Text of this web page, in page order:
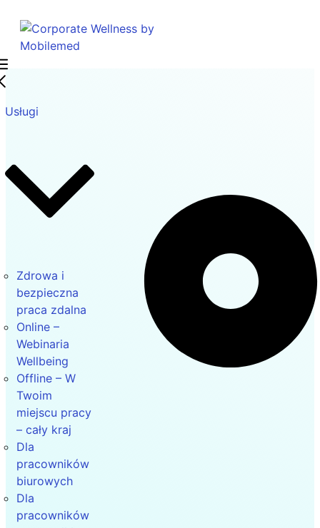
Usługi
Zdrowa i
bezpieczna
praca zdalna
Online –
Webinaria
Wellbeing
Offline – W
Twoim
miejscu pracy
– cały kraj
Dla
pracowników
biurowych
Dla
pracowników